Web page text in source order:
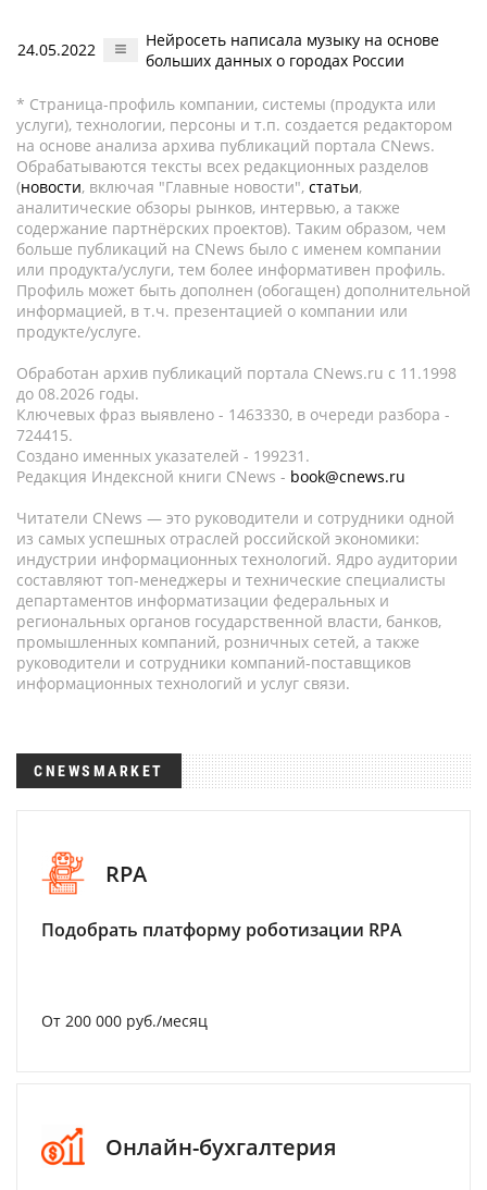
24.05.2022
Нейросеть написала музыку на основе
больших данных о городах России
* Страница-профиль компании, системы (продукта или
услуги), технологии, персоны и т.п. создается редактором
на основе анализа архива публикаций портала CNews.
Обрабатываются тексты всех редакционных разделов
(новости, включая "Главные новости", статьи,
аналитические обзоры рынков, интервью, а также
содержание партнёрских проектов). Таким образом, чем
больше публикаций на CNews было с именем компании
или продукта/услуги, тем более информативен профиль.
Профиль может быть дополнен (обогащен) дополнительной
информацией, в т.ч. презентацией о компании или
продукте/услуге.
Обработан архив публикаций портала CNews.ru c 11.1998
до 08.2026 годы.
Ключевых фраз выявлено - 1463330, в очереди разбора -
724415.
Создано именных указателей - 199231.
Редакция Индексной книги CNews - book@cnews.ru
Читатели CNews — это руководители и сотрудники одной
из самых успешных отраслей российской экономики:
индустрии информационных технологий. Ядро аудитории
составляют топ-менеджеры и технические специалисты
департаментов информатизации федеральных и
региональных органов государственной власти, банков,
промышленных компаний, розничных сетей, а также
руководители и сотрудники компаний-поставщиков
информационных технологий и услуг связи.
CNEWSMARKET
RPA
Подобрать платформу роботизации RPA
От 200 000 руб./месяц
Онлайн-бухгалтерия